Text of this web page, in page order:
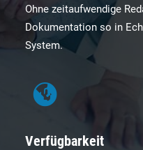
Ohne zeitaufwendige
Dokumentation so in
System.
Verfügbarkeit